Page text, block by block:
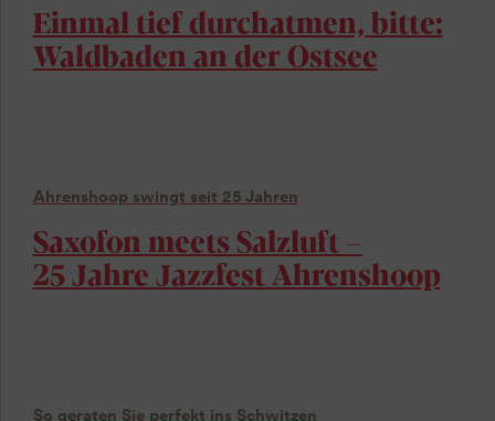
Einmal tief durchatmen, bitte:
Waldbaden an der Ostsee
Ahrenshoop swingt seit 25 Jahren
Saxofon meets Salzluft –
25 Jahre Jazzfest Ahrenshoop
So geraten Sie perfekt ins Schwitzen